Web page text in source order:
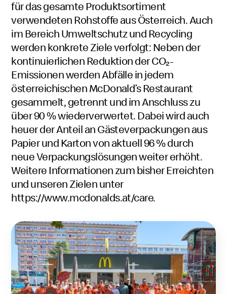
für das gesamte Produktsortiment
verwendeten Rohstoffe aus Österreich. Auch
im Bereich Umweltschutz und Recycling
werden konkrete Ziele verfolgt: Neben der
kontinuierlichen Reduktion der CO₂-
Emissionen werden Abfälle in jedem
österreichischen McDonald’s Restaurant
gesammelt, getrennt und im Anschluss zu
über 90 % wiederverwertet. Dabei wird auch
heuer der Anteil an Gästeverpackungen aus
Papier und Karton von aktuell 96 % durch
neue Verpackungslösungen weiter erhöht.
Weitere Informationen zum bisher Erreichten
und unseren Zielen unter
https://www.mcdonalds.at/care.